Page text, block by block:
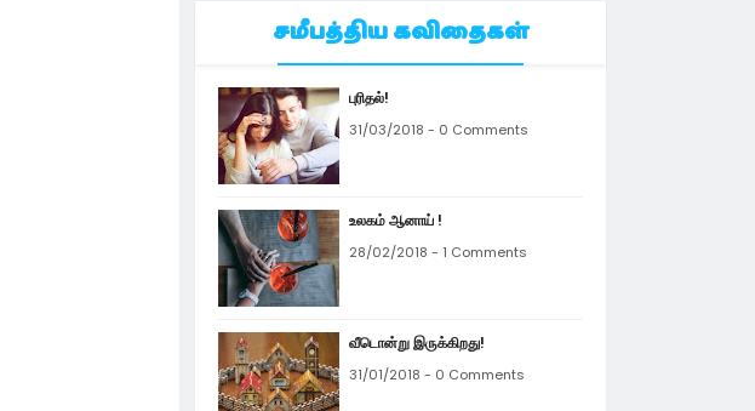
சமீபத்திய கவிதைகள்
புரிதல்!
31/03/2018 - 0 Comments
உலகம் ஆனாய் !
28/02/2018 - 1 Comments
வீடொன்று இருக்கிறது!
31/01/2018 - 0 Comments